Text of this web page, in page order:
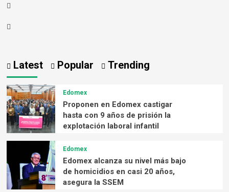
Latest Popular Trending
Edomex
Proponen en Edomex castigar
hasta con 9 años de prisión la
explotación laboral infantil
Edomex
Edomex alcanza su nivel más bajo
de homicidios en casi 20 años,
asegura la SSEM